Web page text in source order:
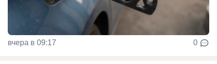
вчера в 09:17 0